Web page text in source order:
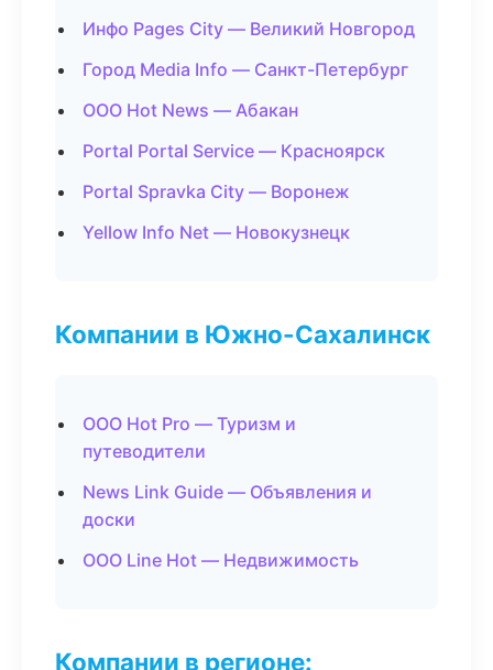
Инфо Pages City — Великий Новгород
Город Media Info — Санкт-Петербург
ООО Hot News — Абакан
Portal Portal Service — Красноярск
Portal Spravka City — Воронеж
Yellow Info Net — Новокузнецк
Компании в Южно-Сахалинск
ООО Hot Pro — Туризм и
путеводители
News Link Guide — Объявления и
доски
ООО Line Hot — Недвижимость
Компании в регионе: